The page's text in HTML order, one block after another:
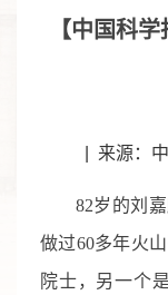
【中国科
来源：
82岁的刘
做过60多年火
院士，另一个